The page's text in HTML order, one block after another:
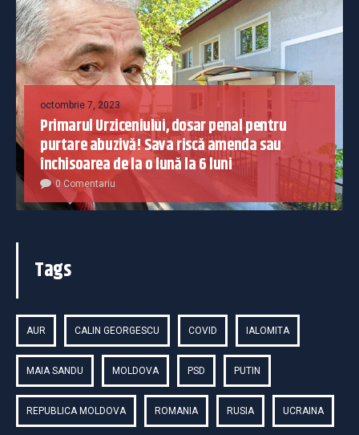
octombrie 7, 2023
Primarul Urziceniului, dosar penal pentru
purtare abuzivă! Sava riscă amenda sau
închisoarea de la o lună la 6 luni
0 Comentariu
Tags
AUR CALIN GEORGESCU COVID IALOMITA
MAIA SANDU MOLDOVA PSD PUTIN
REPUBLICA MOLDOVA ROMANIA RUSIA UCRAINA